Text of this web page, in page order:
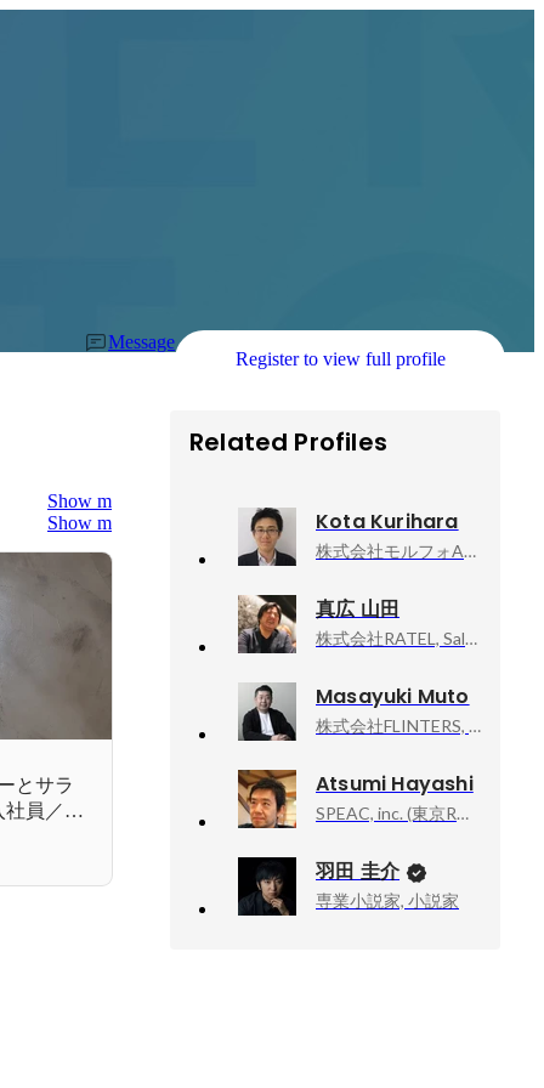
Message
Register to view full profile
Show more
Show more
とサラ
社員／ザ
Related Profiles
Kota Kurihara
株式会社モルフォAIソリューションズ, VPoE
真広 山田
株式会社RATEL, Sales Manager
Masayuki Muto
株式会社FLINTERS, 代表取締役
Atsumi Hayashi
SPEAC, inc. (東京R不動産 etc), toolbox 取締役
羽田 圭介
専業小説家, 小説家